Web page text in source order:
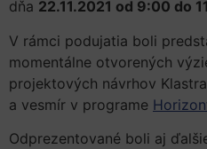
dňa 22.11.2021 od 9:00 do
V rámci podujatia boli
momentálne otvorených
projektových návrhov
a vesmír v programe
Odprezentované boli aj